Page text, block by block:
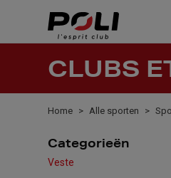
CLUBS
Home Alle sporten
Categorieën
Veste